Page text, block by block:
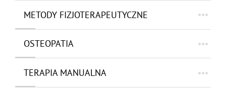
METODY FIZJOTERAPEUTYCZNE
OSTEOPATIA
TERAPIA MANUALNA